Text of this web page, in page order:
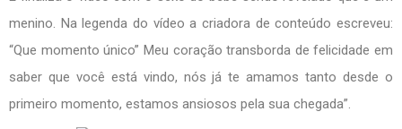
menino. Na legenda do vídeo a criadora de conteúdo escreveu:
“Que momento único” Meu coração transborda de felicidade em
saber que você está vindo, nós já te amamos tanto desde o
primeiro momento, estamos ansiosos pela sua chegada”.